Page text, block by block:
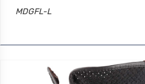
MDGFL-L